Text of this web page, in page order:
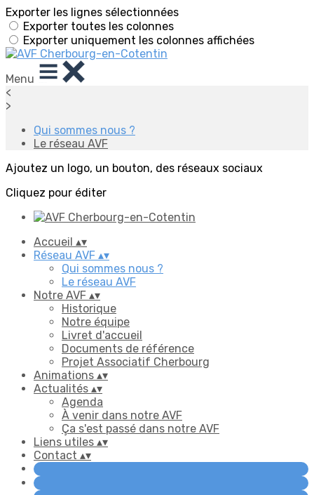
Exporter les lignes sélectionnées
Exporter toutes les colonnes
Exporter uniquement les colonnes affichées
Menu
<
>
Qui sommes nous ?
Le réseau AVF
Ajoutez un logo, un bouton, des réseaux sociaux
Cliquez pour éditer
Accueil ▴▾
Réseau AVF ▴▾
Qui sommes nous ?
Le réseau AVF
Notre AVF ▴▾
Historique
Notre équipe
Livret d'accueil
Documents de référence
Projet Associatif Cherbourg
Animations ▴▾
Actualités ▴▾
Agenda
À venir dans notre AVF
Ça s'est passé dans notre AVF
Liens utiles ▴▾
Contact ▴▾